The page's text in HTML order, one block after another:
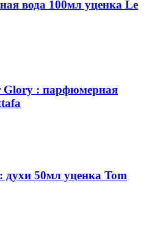
вода 100мл уценка Le
Glory : парфюмерная
50мл уценка Tom